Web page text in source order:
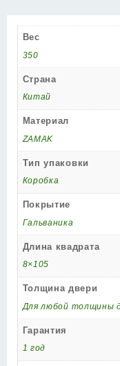
R.TLK52.EVO/HD
BL-
24
черный
Вес
350
Страна
Китай
Материал
ZAMAK
Тип упаковки
Коробка
Покрытие
Гальваника
Длина квадрата
8×105
Толщина двери
Для любой толщины
Гарантия
1 год